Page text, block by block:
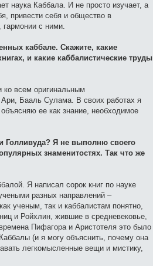
наука Каббала. И не просто изучает, а
привести себя и общество в
гармонии с ними.
каббале. Скажите, какие
и какие каббалистические труды
ко всем оригинальным
Ари, Бааль Сулама. В своих работах я
ее как знание, необходимое
Голливуда? Я не выполню своего
знаменитостях. Так что же
Я написал сорок книг по науке
разных направлений –
ученым, так и каббалистам понятно,
и Ройхлин, жившие в средневековье,
Пифагора и Аристотеля это было
(и я могу объяснить, почему она
легкомысленные вещи и мистику,